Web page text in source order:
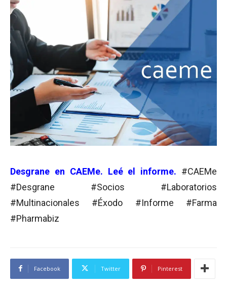
Desgrane en CAEMe. Leé el informe. #CAEMe
#Desgrane #Socios #Laboratorios
#Multinacionales #Éxodo #Informe #Farma
#Pharmabiz
Facebook Twitter Pinterest